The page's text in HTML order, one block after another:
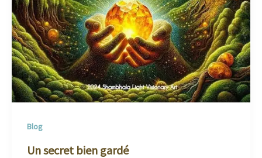
Blog
Un secret bien gardé